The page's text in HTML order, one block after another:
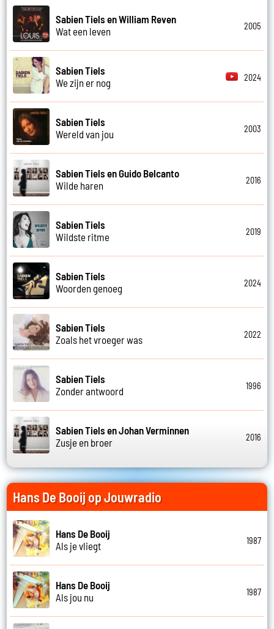
Sabien Tiels en William Reven
Wat een leven
2005
Sabien Tiels
We zijn er nog
2024
Sabien Tiels
Wereld van jou
2003
Sabien Tiels en Guido Belcanto
Wilde haren
2016
Sabien Tiels
Wildste ritme
2019
Sabien Tiels
Woorden genoeg
2024
Sabien Tiels
Zoals het vroeger was
2022
Sabien Tiels
Zonder antwoord
1996
Sabien Tiels en Johan Verminnen
Zusje en broer
2016
Hans De Booij op Jouwradio
Hans De Booij
Als je vliegt
1987
Hans De Booij
Als jou nu
1987